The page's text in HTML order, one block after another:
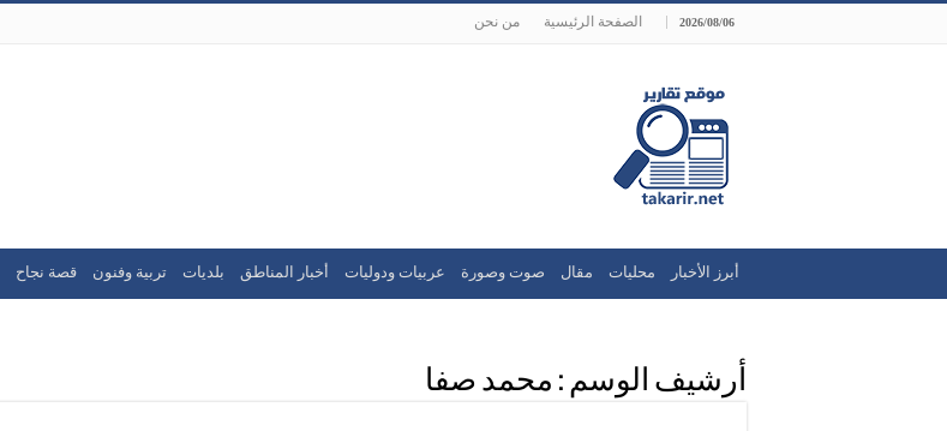
2026/08/06 الصفحة الرئيسية من نحن
أبرز الأخبار محليات مقال صوت وصورة عربيات ودوليات أخبار المناطق بلديات تربية وفنون قصة نجاح
أرشيف الوسم : محمد صفا